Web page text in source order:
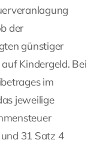
der
günstiger
Kindergeld. Bei
im
jeweilige
31 Satz 4